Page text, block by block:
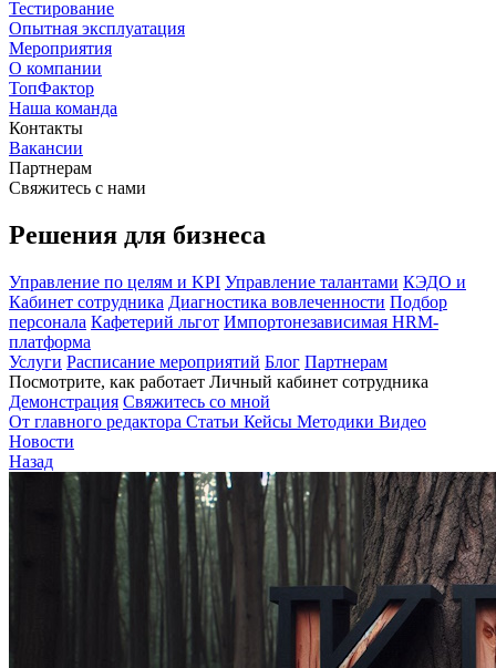
Тестирование
Опытная эксплуатация
Мероприятия
О компании
ТопФактор
Наша команда
Контакты
Вакансии
Партнерам
Свяжитесь с нами
Решения для бизнеса
Управление по целям и KPI Управление талантами КЭДО и
Кабинет сотрудника Диагностика вовлеченности Подбор
персонала Кафетерий льгот Импортонезависимая HRM-
платформа
Услуги Расписание мероприятий Блог Партнерам
Посмотрите, как работает Личный кабинет сотрудника
Демонстрация Свяжитесь со мной
От главного редактора Статьи Кейсы Методики Видео
Новости
Назад